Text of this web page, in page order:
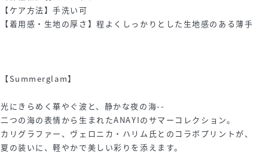
【ケア方法】手洗い可
【着用感・生地の厚さ】程よくしっかりとした生地感のある薄手
【Summerglam】
光にきらめく華やぐ波と、静かな夜の海--
二つの海の表情から生まれたANAYIのサマーコレクション。
カリグラファー、ヴェロニカ・ハリム氏とのコラボプリントが、
夏の装いに、軽やかで美しい彩りを添えます。